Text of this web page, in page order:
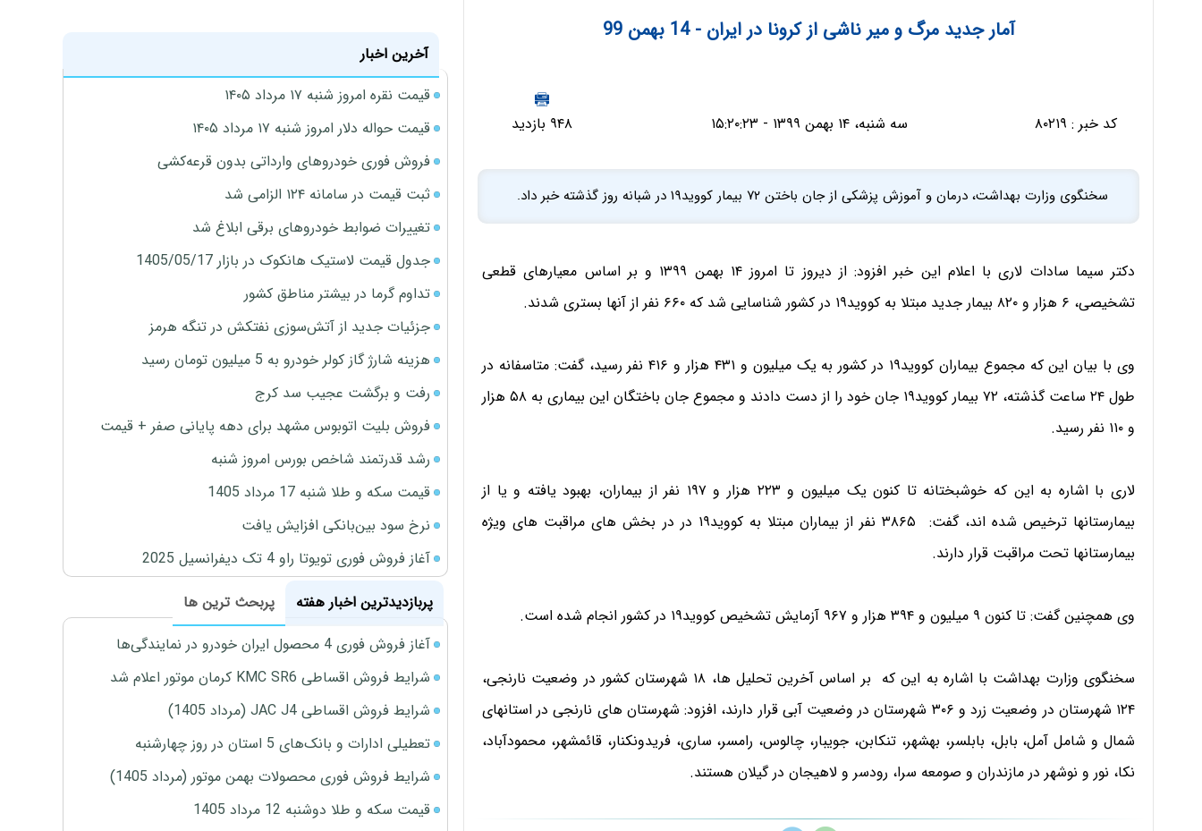
آمار جدید مرگ و میر ناشی از کرونا در ایران - 14 بهمن 99
کد خبر : ۸۰۲۱۹ سه شنبه، ۱۴ بهمن ۱۳۹۹ - ۱۵:۲۰:۲۳ ۹۴۸ بازدید
سخنگوی وزارت بهداشت، درمان و آموزش پزشکی از جان باختن ۷۲ بیمار کووید۱۹ در شبانه روز گذشته خبر داد.
دکتر سیما سادات لاری با اعلام این خبر افزود: از دیروز تا امروز ۱۴ بهمن ۱۳۹۹ و بر اساس معیارهای قطعی
تشخیصی، ۶ هزار و ۸۲۰ بیمار جدید مبتلا به کووید۱۹ در کشور شناسایی شد که ۶۶۰ نفر از آنها بستری شدند.
وی با بیان این که مجموع بیماران کووید۱۹ در کشور به یک میلیون و ۴۳۱ هزار و ۴۱۶ نفر رسید، گفت: متاسفانه در
طول ۲۴ ساعت گذشته، ۷۲ بیمار کووید۱۹ جان خود را از دست دادند و مجموع جان باختگان این بیماری به ۵۸ هزار
و ۱۱۰ نفر رسید.
لاری با اشاره به این که خوشبختانه تا کنون یک میلیون و ۲۲۳ هزار و ۱۹۷ نفر از بیماران، بهبود یافته و یا از
بیمارستانها ترخیص شده اند، گفت: ۳۸۶۵ نفر از بیماران مبتلا به کووید۱۹ در در بخش های مراقبت های ویژه
بیمارستانها تحت مراقبت قرار دارند.
وی همچنین گفت: تا کنون ۹ میلیون و ۳۹۴ هزار و ۹۶۷ آزمایش تشخیص کووید۱۹ در کشور انجام شده است.
سخنگوی وزارت بهداشت با اشاره به این که بر اساس آخرین تحلیل ها، ۱۸ شهرستان کشور در وضعیت نارنجی،
۱۲۴ شهرستان در وضعیت زرد و ۳۰۶ شهرستان در وضعیت آبی قرار دارند، افزود: شهرستان های نارنجی در استانهای
شمال و شامل آمل، بابل، بابلسر، بهشهر، تنکابن، جویبار، چالوس، رامسر، ساری، فریدونکنار، قائمشهر، محمودآباد،
نکا، نور و نوشهر در مازندران و صومعه سرا، رودسر و لاهیجان در گیلان هستند.
آخرین اخبار
قیمت نقره امروز شنبه ۱۷ مرداد ۱۴۰۵
قیمت حواله دلار امروز شنبه ۱۷ مرداد ۱۴۰۵
فروش فوری خودروهای وارداتی بدون قرعه‌کشی
ثبت قیمت در سامانه ۱۲۴ الزامی شد
تغییرات ضوابط خودروهای برقی ابلاغ شد
جدول قیمت لاستیک هانکوک در بازار 1405/05/17
تداوم گرما در بیشتر مناطق کشور
جزئیات جدید از آتش‌سوزی نفتکش در تنگه هرمز
هزینه شارژ گاز کولر خودرو به 5 میلیون تومان رسید
رفت و برگشت عجیب سد کرج
فروش بلیت اتوبوس مشهد برای دهه پایانی صفر + قیمت
رشد قدرتمند شاخص بورس امروز شنبه
قیمت سکه و طلا شنبه 17 مرداد 1405
نرخ سود بین‌بانکی افزایش یافت
آغاز فروش فوری تویوتا راو 4 تک دیفرانسیل 2025
پربازدیدترین اخبار هفته
پربحث ترین ها
آغاز فروش فوری 4 محصول ایران خودرو در نمایندگی‌ها
شرایط فروش اقساطی KMC SR6 کرمان موتور اعلام شد
شرایط فروش اقساطی JAC J4 (مرداد 1405)
تعطیلی ادارات و بانک‌های 5 استان در روز چهارشنبه
شرایط فروش فوری محصولات بهمن موتور (مرداد 1405)
قیمت سکه و طلا دوشنبه 12 مرداد 1405